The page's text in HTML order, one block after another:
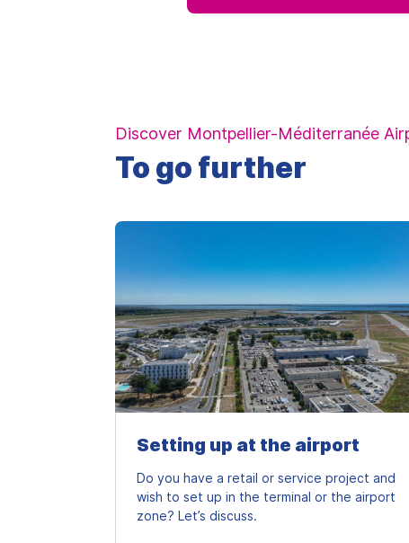
Discover Montpellier-Méditerranée
To go further
Setting up at the airport
Do you have a retail or service project and
wish to set up in the terminal or the airport
zone? Let’s discuss.